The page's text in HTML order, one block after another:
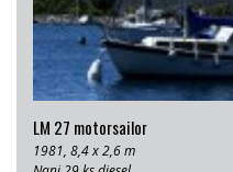
LM 27 motorsailor
1981, 8,4 x 2,6 m